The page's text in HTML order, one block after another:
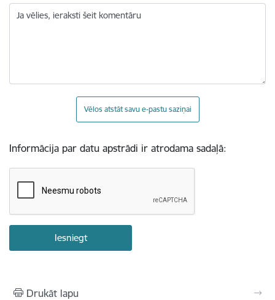
Ja vēlies, ieraksti šeit komentāru
Vēlos atstāt savu e-pastu saziņai
Informācija par datu apstrādi ir atrodama sadaļā:
Drukāt lapu